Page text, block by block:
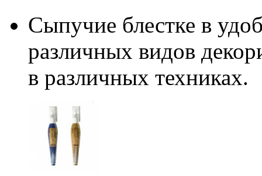
Сыпучие блестке в
различных видов
в различных техниках.